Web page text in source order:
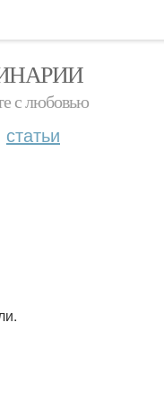
с любовью
статьи